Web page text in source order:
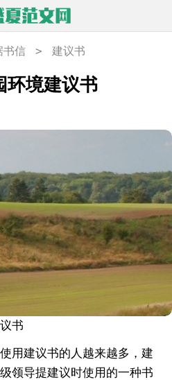
书信 > 建议书
环境建议书
书
用建议书的人越来越多，建
领导提建议时使用的一种书